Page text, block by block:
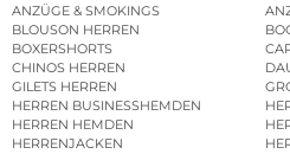
ANZÜGE & SMOKINGS
BLOUSON HERREN
BOXERSHORTS
CHINOS HERREN
GILETS HERREN
HERREN BUSINESSHEMDEN
HERREN HEMDEN
HERRENJACKEN